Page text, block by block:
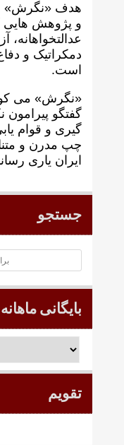
هدف «نگرش»
و پژوهش هايی
عدالتخواهانه،
دمکراتيک و
است.
«نگرش» می
گفتگو
گيری و قوام
چپ مدرن و
ايران ياری
جستجو
بایگانی ماهانه
تقویم